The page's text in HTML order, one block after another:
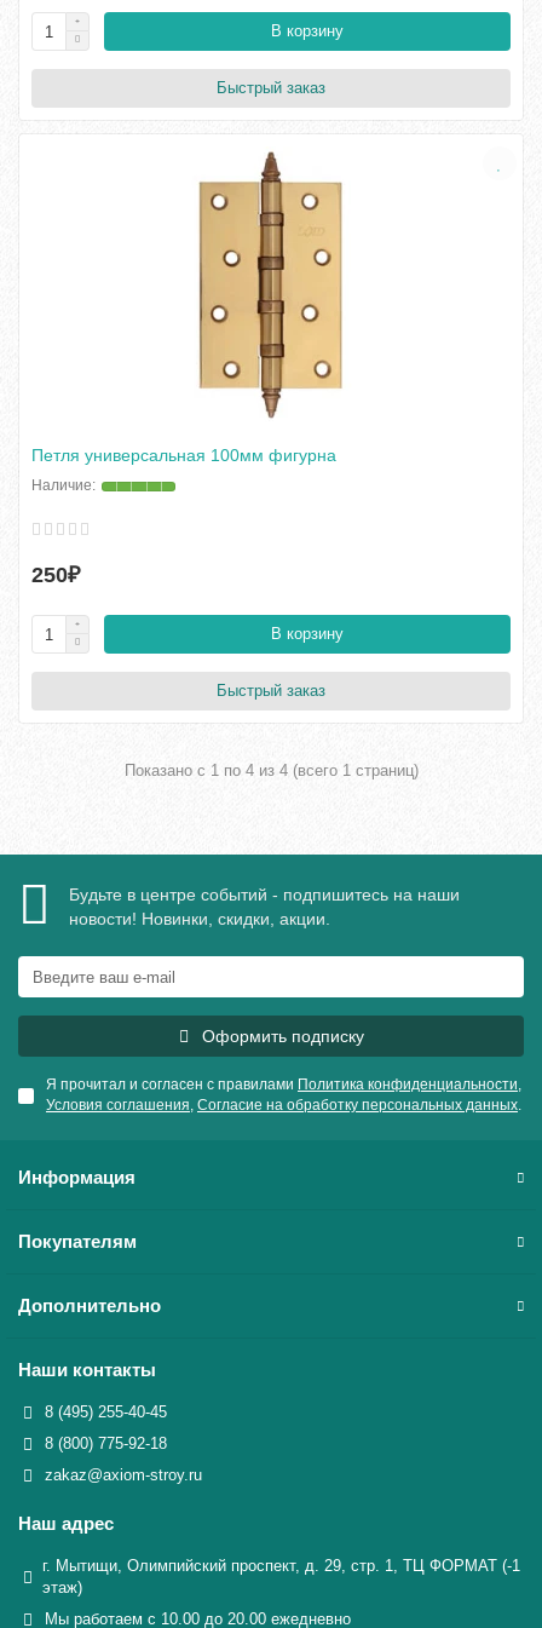
В корзину
Быстрый заказ
Петля универсальная 100мм фигурна
250₽
В корзину
Быстрый заказ
Показано с 1 по 4 из 4 (всего 1 страниц)
Будьте в центре событий - подпишитесь на наши
новости! Новинки, скидки, акции.
Оформить подписку
Я прочитал и согласен с правилами Политика конфиденциальности,
Условия соглашения, Согласие на обработку персональных данных.
Информация
Покупателям
Дополнительно
Наши контакты
8 (495) 255-40-45
8 (800) 775-92-18
zakaz@axiom-stroy.ru
Наш адрес
г. Мытищи, Олимпийский проспект, д. 29, стр. 1, ТЦ ФОРМАТ (-1
этаж)
Мы работаем с 10.00 до 20.00 ежедневно